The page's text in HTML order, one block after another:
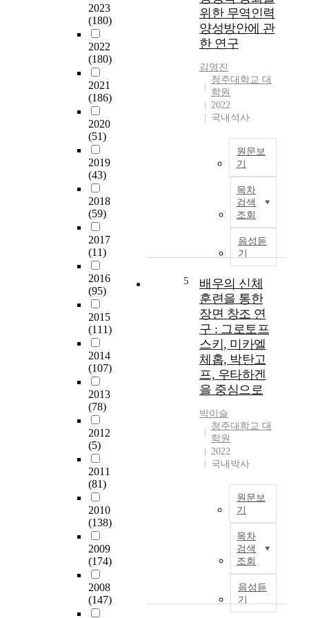
2023
(180)
2022
(180)
2021
(186)
2020
(51)
2019
(43)
2018
(59)
2017
(11)
2016
(95)
2015
(111)
2014
(107)
2013
(78)
2012
(5)
2011
(81)
2010
(138)
2009
(174)
2008
(147)
를
울
위한 무역인력
양성방안에 관
한 연구
김영진
청주대학교 대
학원
2022
국내석사
원문보
기
목차
검색
조회
음성듣
기
5
배우의 신체
훈련을 통한
장면 창조 연
구 : 그로토프
스키, 미카엘
체홉, 박탄고
프, 우타하겐
을 중심으로
박이슬
청주대학교 대
학원
2022
국내박사
원문보
기
목차
검색
조회
음성듣
기